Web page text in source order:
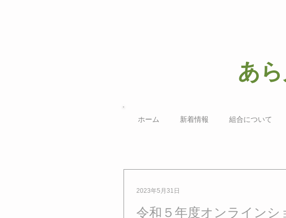
あ
ホーム 新着情報 組合について
令和５年度オンラインシ
2023年5月31日